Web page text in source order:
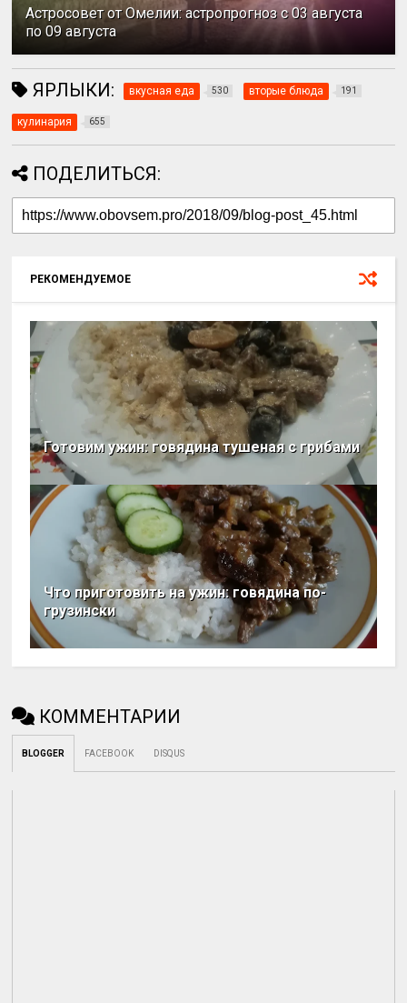
Астросовет от Омелии: астропрогноз с 03 августа
по 09 августа
ЯРЛЫКИ: вкусная еда 530 вторые блюда 191
кулинария 655
ПОДЕЛИТЬСЯ:
РЕКОМЕНДУЕМОЕ
Готовим ужин: говядина тушеная с грибами
Что приготовить на ужин: говядина по-
грузински
КОММЕНТАРИИ
BLOGGER FACEBOOK DISQUS